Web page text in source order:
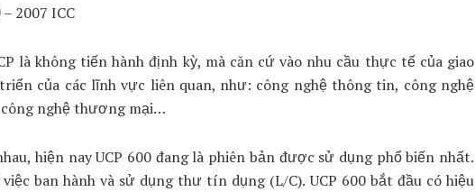
2007 ICC
là không tiến hành định kỳ, mà căn cứ vào nhu cầu thực tế của giao
của các lĩnh vực liên quan, như: công nghệ thông tin, công nghệ
nghệ thương mại…
hiện nay UCP 600 đang là phiên bản được sử dụng phổ biến nhất.
ban hành và sử dụng thư tín dụng (L/C). UCP 600 bắt đầu có hiệu